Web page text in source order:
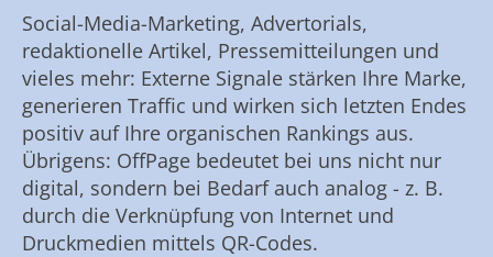
Social-Media-Marketing, Advertorials,
redaktionelle Artikel, Pressemitteilungen und
vieles mehr: Externe Signale stärken Ihre Marke,
generieren Traffic und wirken sich letzten Endes
positiv auf Ihre organischen Rankings aus.
Übrigens: OffPage bedeutet bei uns nicht nur
digital, sondern bei Bedarf auch analog - z. B.
durch die Verknüpfung von Internet und
Druckmedien mittels QR-Codes.